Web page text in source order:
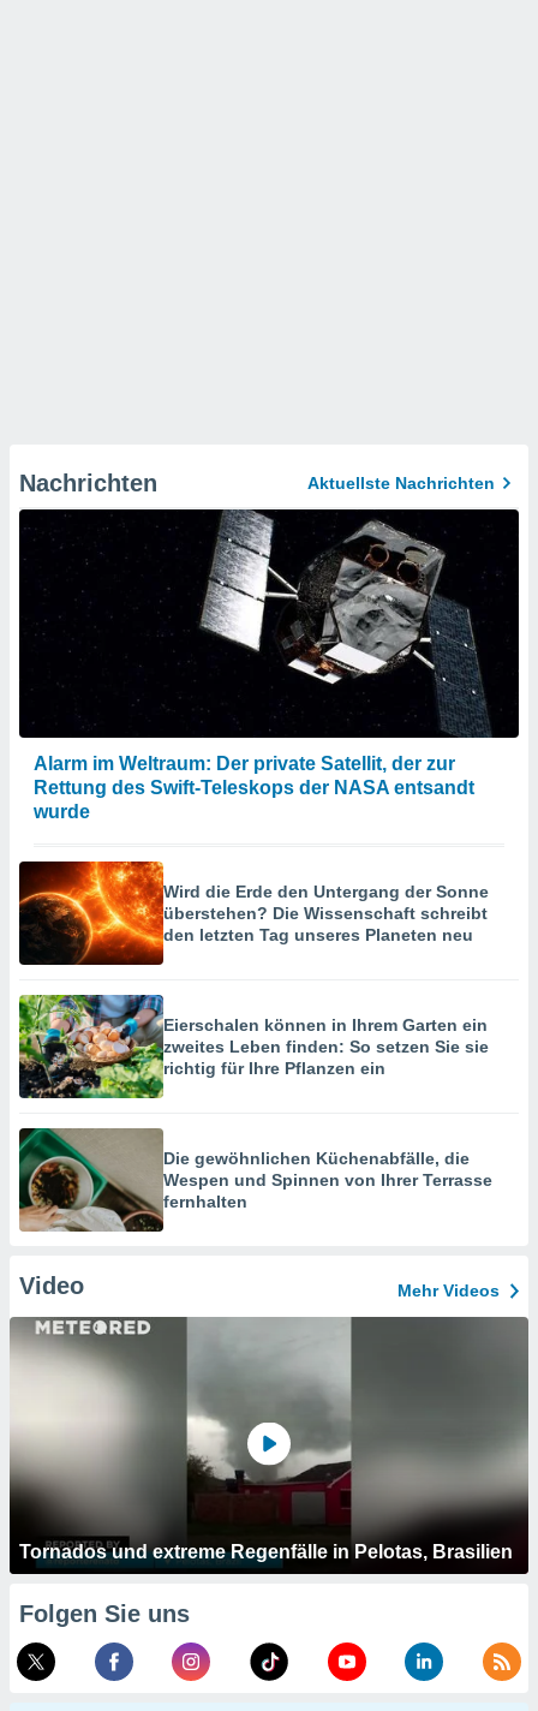
Nachrichten Aktuellste Nachrichten
Alarm im Weltraum: Der private Satellit, der zur
Rettung des Swift-Teleskops der NASA entsandt
wurde
Wird die Erde den Untergang der Sonne
überstehen? Die Wissenschaft schreibt
den letzten Tag unseres Planeten neu
Eierschalen können in Ihrem Garten ein
zweites Leben finden: So setzen Sie sie
richtig für Ihre Pflanzen ein
Die gewöhnlichen Küchenabfälle, die
Wespen und Spinnen von Ihrer Terrasse
fernhalten
Video Mehr Videos
Tornados und extreme Regenfälle in Pelotas, Brasilien
Folgen Sie uns